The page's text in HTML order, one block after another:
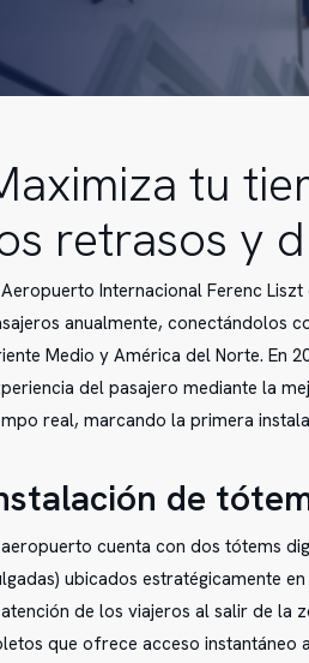
tu
retrasos y
Internacional Ferenc
anualmente, conectándolos
Medio y América del Norte. En
del pasajero mediante la
real, marcando la primera
de
cuenta con dos tótems
ubicados estratégicamente
de los viajeros al salir de la
que ofrece acceso instantáneo